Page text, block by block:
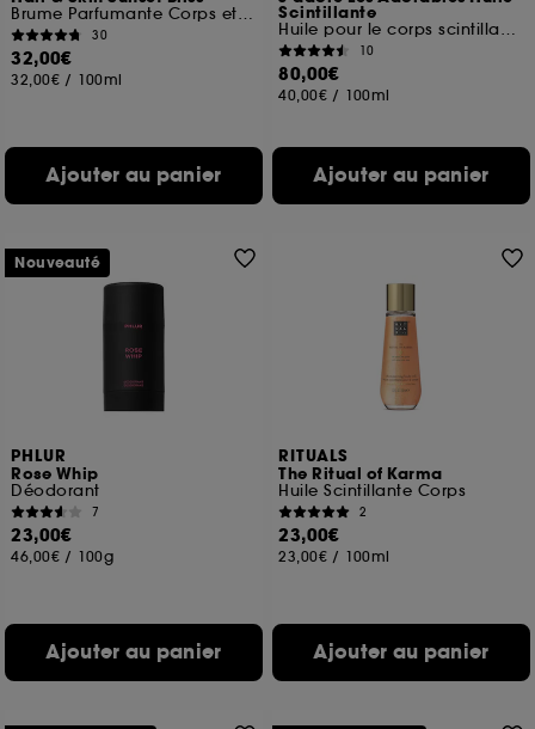
Brume Parfumante Corps et Cheveux
30
32,00€
32,00€ / 100ml
Ajouter au panier
Scintillante
Huile pour le corps scintillante
10
80,00€
40,00€ / 100ml
Ajouter au panier
PHLUR
Rose Whip
Déodorant
7
23,00€
46,00€ / 100g
Ajouter au panier
Nouveauté
RITUALS
The Ritual of Karma
Huile Scintillante Corps
2
23,00€
23,00€ / 100ml
Ajouter au panier